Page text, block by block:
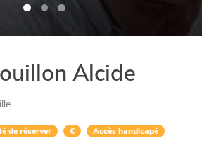
Alcide
de réserver €
Accès handicapé